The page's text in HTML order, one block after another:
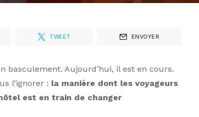
TWEET ENVOYER
basculement. Aujourd’hui, il est en cours.
l’ignorer : la manière dont les voyageurs
est en train de changer